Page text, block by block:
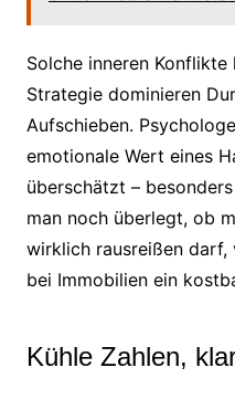
Solche inneren
Strategie dominieren
Aufschieben.
emotionale Wert eines
überschätzt –
man noch überlegt, ob
wirklich rausreißen
bei Immobilien ein
Kühle Zahlen,